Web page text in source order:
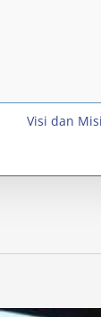
Visi dan Misi